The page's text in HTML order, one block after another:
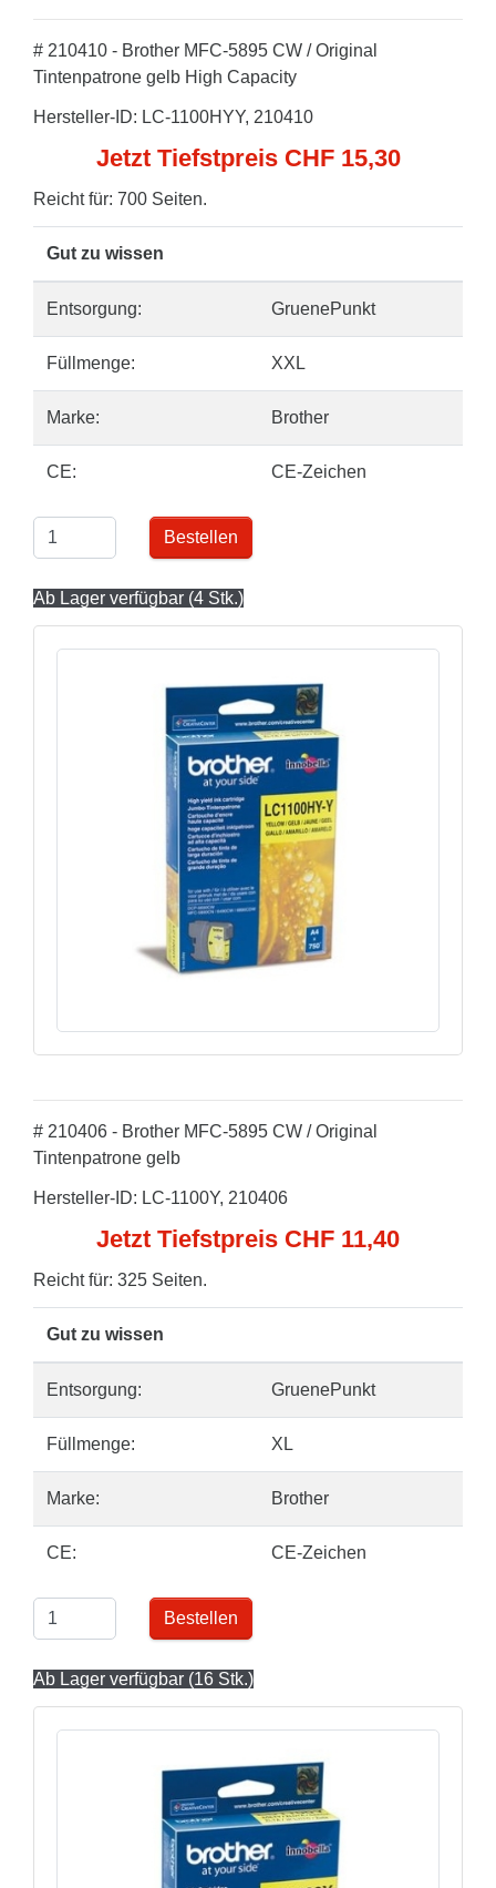
# 210410 - Brother MFC-5895 CW / Original
Tintenpatrone gelb High Capacity
Hersteller-ID: LC-1100HYY, 210410
Jetzt Tiefstpreis CHF 15,30
Reicht für: 700 Seiten.
Gut zu wissen
Entsorgung: GruenePunkt
Füllmenge: XXL
Marke: Brother
CE: CE-Zeichen
Bestellen
Ab Lager verfügbar (4 Stk.)
# 210406 - Brother MFC-5895 CW / Original
Tintenpatrone gelb
Hersteller-ID: LC-1100Y, 210406
Jetzt Tiefstpreis CHF 11,40
Reicht für: 325 Seiten.
Gut zu wissen
Entsorgung: GruenePunkt
Füllmenge: XL
Marke: Brother
CE: CE-Zeichen
Bestellen
Ab Lager verfügbar (16 Stk.)